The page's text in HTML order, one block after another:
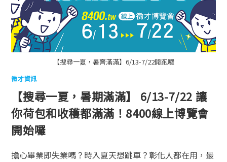
【搜尋一夏，暑齊滿滿】6/13-7/22開跑囉
徵才資訊
【搜尋一夏，暑期滿滿】 6/13-7/22 讓
你荷包和收穫都滿滿！8400線上博覽會
開始囉
擔心畢業即失業嗎？時入夏天想跳車？彰化人都在用，最